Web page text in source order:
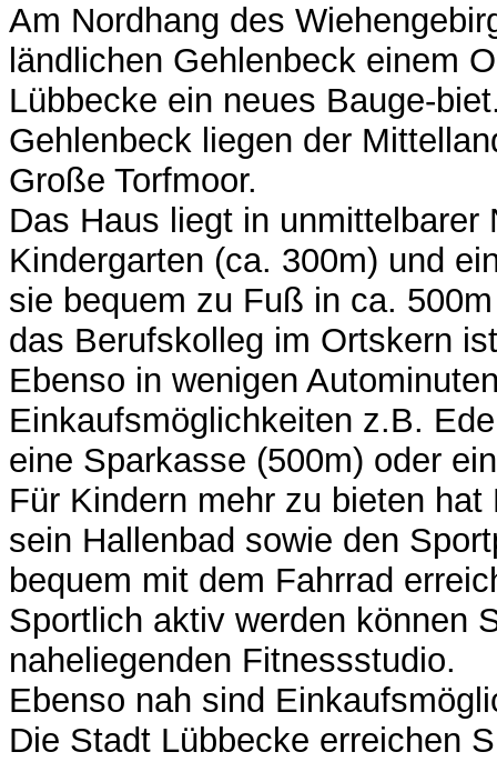
Am Nordhang des
ländlichen Gehlenbeck einem
Lübbecke ein neues Bauge-
Gehlenbeck liegen der
Große Torfmoor.
Das Haus liegt in unmittelbarer
Kindergarten (ca. 300m) und
sie bequem zu Fuß in ca.
das Berufskolleg im Ortskern
Ebenso in wenigen
Einkaufsmöglichkeiten z.B.
eine Sparkasse (500m) oder
Für Kindern mehr zu bieten hat
sein Hallenbad sowie den
bequem mit dem Fahrrad
Sportlich aktiv werden können
naheliegenden Fitnessstudio.
Ebenso nah sind
Die Stadt Lübbecke erreichen